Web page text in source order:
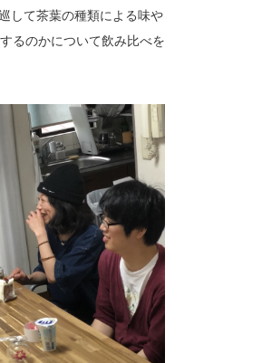
して茶葉の種類による味や
るのかについて飲み比べを